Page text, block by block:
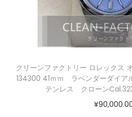
クリーンファクトリー ロレックス
134300 41ｍｍ ラベンダーダイ
テンレス クローン
¥